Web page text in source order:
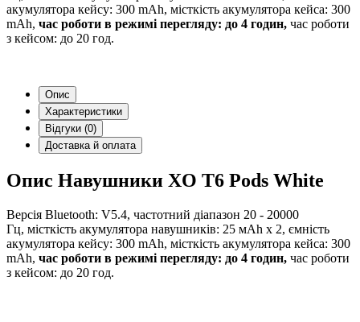
акумулятора кейсу: 300 mAh, місткість акумулятора кейса: 300
mAh, час роботи в режимі перегляду: до 4 годин, час роботи
з кейсом: до 20 год.
Опис
Характеристики
Відгуки (0)
Доставка й оплата
Опис Навушники XO T6 Pods White
Версія Bluetooth: V5.4, частотний діапазон 20 - 20000
Гц, місткість акумулятора навушників: 25 мАh х 2, ємність
акумулятора кейсу: 300 mAh, місткість акумулятора кейса: 300
mAh, час роботи в режимі перегляду: до 4 годин, час роботи
з кейсом: до 20 год.